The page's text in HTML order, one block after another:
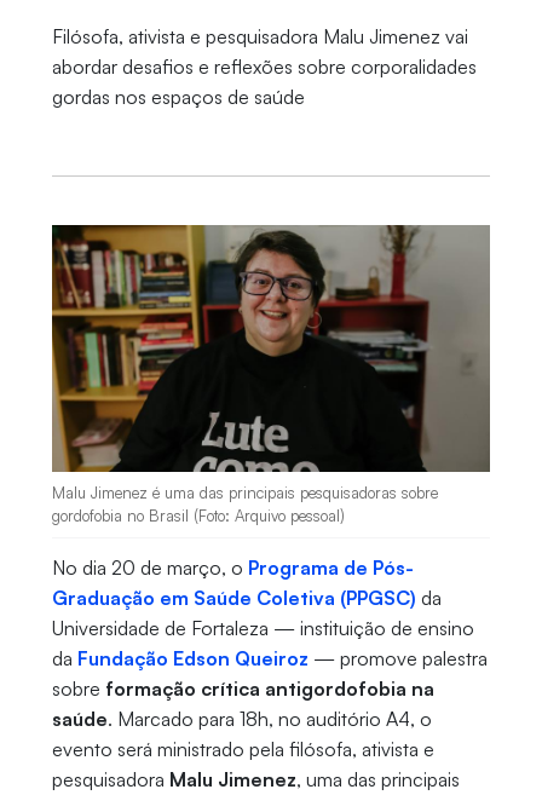
Filósofa, ativista e pesquisadora Malu Jimenez vai
abordar desafios e reflexões sobre corporalidades
gordas nos espaços de saúde
Malu Jimenez é uma das principais pesquisadoras sobre
gordofobia no Brasil (Foto: Arquivo pessoal)
No dia 20 de março, o Programa de Pós-
Graduação em Saúde Coletiva (PPGSC) da
Universidade de Fortaleza — instituição de ensino
da Fundação Edson Queiroz — promove palestra
sobre formação crítica antigordofobia na
saúde. Marcado para 18h, no auditório A4, o
evento será ministrado pela filósofa, ativista e
pesquisadora Malu Jimenez, uma das principais